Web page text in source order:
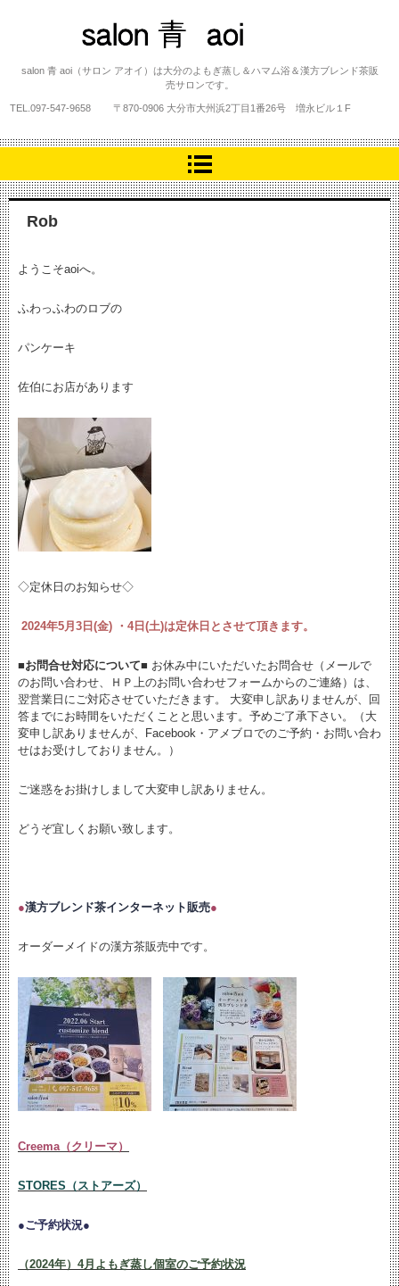
salon 青 aoi
salon 青 aoi（サロン アオイ）は大分のよもぎ蒸し＆ハマム浴＆漢方ブレンド茶販
売サロンです。
TEL. 097-547-9658 〒870-0906 大分市大州浜2丁目1番26号 増永ビル１F
Rob
ようこそaoiへ。
ふわっふわのロブの
パンケーキ
佐伯にお店があります
◇定休日のお知らせ◇
2024年5月3日(金) ・4日(土)は定休日とさせて頂きます。
■お問合せ対応について■ お休み中にいただいたお問合せ（メールで
のお問い合わせ、ＨＰ上のお問い合わせフォームからのご連絡）は、
翌営業日にご対応させていただきます。 大変申し訳ありませんが、回
答までにお時間をいただくことと思います。予めご了承下さい。（大
変申し訳ありませんが、Facebook・アメブロでのご予約・お問い合わ
せはお受けしておりません。）
ご迷惑をお掛けしまして大変申し訳ありません。
どうぞ宜しくお願い致します。
●漢方ブレンド茶インターネット販売●
オーダーメイドの漢方茶販売中です。
Creema（クリーマ）
STORES（ストアーズ）
●ご予約状況●
（2024年）4月よもぎ蒸し個室のご予約状況